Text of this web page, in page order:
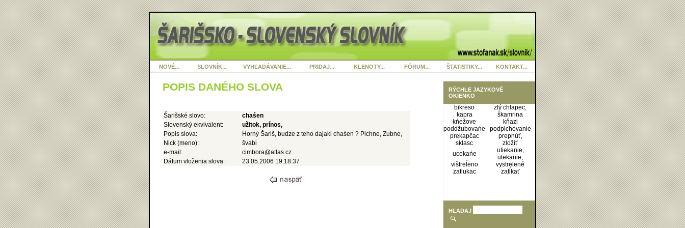
NOVÉ... SLOVNÍK... VYHĽADÁVANIE... PRIDAJ... KLENOTY... FÓRUM... ŠTATISTIKY... KONTAKT...
RÝCHLE JAZYKOVÉ
OKIENKO
bikreso
zlý chlapec,
kapra
škamrina
kńežove
kňazi
poddžubovańe
podpichovanie
prekapčac
prepnúť,
sklasc
zložiť
ucekańe
utiekanie,
utekanie,
vištreĺeno
vystrelené
zatlukac
zatĺkať
HĽADAJ
POPIS DANÉHO SLOVA
Šarišské slovo:
chaśen
Slovenský ekvivalent:
užitok, prínos,
Popis slova:
Horný Šariš, budze z teho dajaki chaśen ? Pichne, Zubne,
Nick (meno):
švabi
e-mail:
cimbora@atlas.cz
Dátum vloženia slova:
23.05.2006 19:18:37